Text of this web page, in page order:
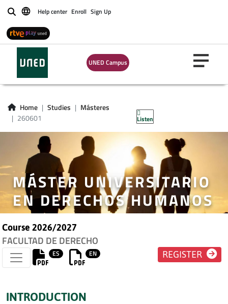
BuscarHelp center Enroll Sign Up
UNED Campus
Home Studies
Másteres
260601
Listen
MÁSTER UNIVERSITARIO
EN DERECHOS HUMANOS
Course 2026/2027
FACULTAD DE DERECHO
ES EN REGISTER
INTRODUCTION